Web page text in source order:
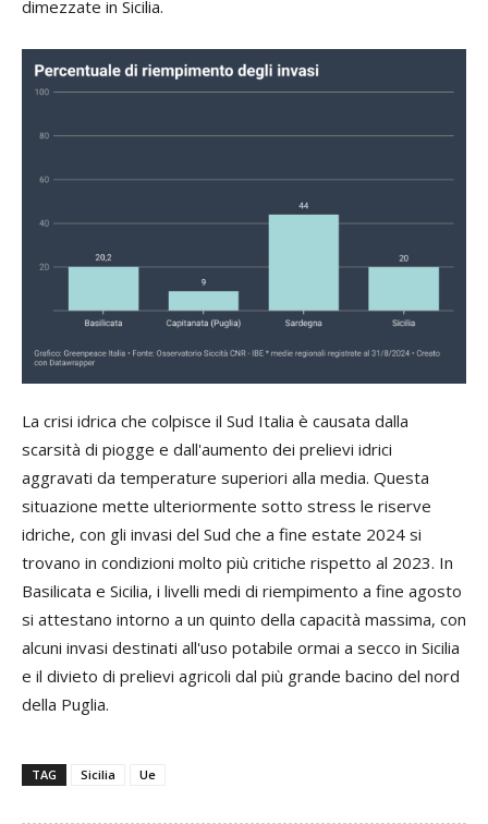
dimezzate in Sicilia.
La crisi idrica che colpisce il Sud Italia è causata dalla
scarsità di piogge e dall'aumento dei prelievi idrici
aggravati da temperature superiori alla media. Questa
situazione mette ulteriormente sotto stress le riserve
idriche, con gli invasi del Sud che a fine estate 2024 si
trovano in condizioni molto più critiche rispetto al 2023. In
Basilicata e Sicilia, i livelli medi di riempimento a fine agosto
si attestano intorno a un quinto della capacità massima, con
alcuni invasi destinati all'uso potabile ormai a secco in Sicilia
e il divieto di prelievi agricoli dal più grande bacino del nord
della Puglia.
TAG Sicilia Ue